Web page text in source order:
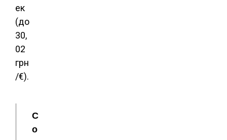
ек
(до
30,
02
грн
/€).
С
о